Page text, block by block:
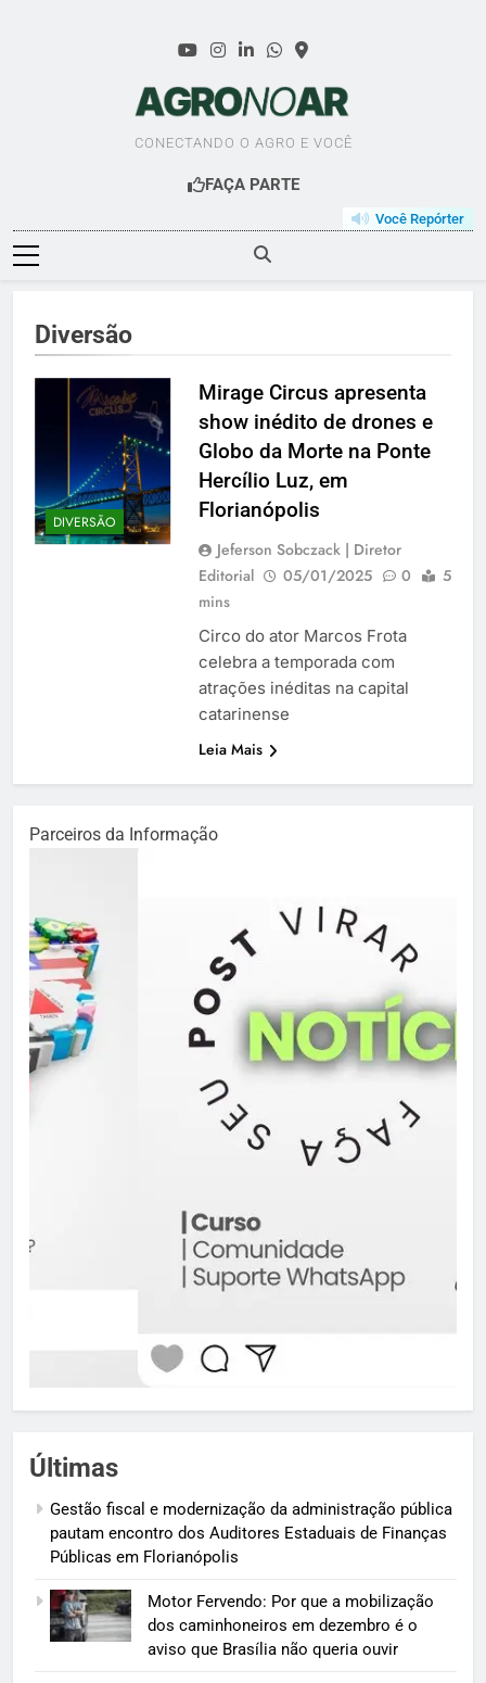
AGRO NO AR
CONECTANDO O AGRO E VOCÊ
FAÇA PARTE
Você Repórter
Diversão
DIVERSÃO
Mirage Circus apresenta
show inédito de drones e
Globo da Morte na Ponte
Hercílio Luz, em
Florianópolis
Jeferson Sobczack | Diretor
Editorial
05/01/2025 0
5
mins
Circo do ator Marcos Frota
celebra a temporada com
atrações inéditas na capital
catarinense
Leia Mais
Parceiros da Informação
Últimas
Gestão fiscal e modernização da administração pública
pautam encontro dos Auditores Estaduais de Finanças
Públicas em Florianópolis
Motor Fervendo: Por que a mobilização
dos caminhoneiros em dezembro é o
aviso que Brasília não queria ouvir